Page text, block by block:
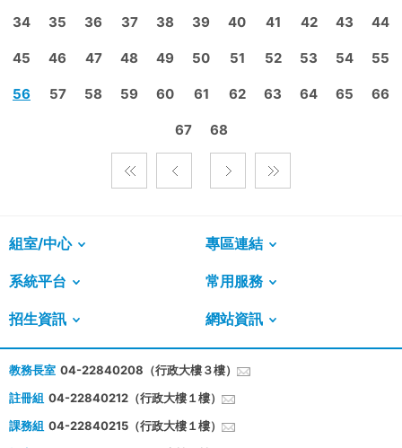
34 35 36 37 38 39 40 41 42 43 44
45 46 47 48 49 50 51 52 53 54 55
56 57 58 59 60 61 62 63 64 65 66
67 68
組室/中心 專區連結
系統平台 常用服務
招生資訊 網站資訊
教務長室 04-22840208（行政大樓３樓）
註冊組 04-22840212（行政大樓１樓）
課務組 04-22840215（行政大樓１樓）